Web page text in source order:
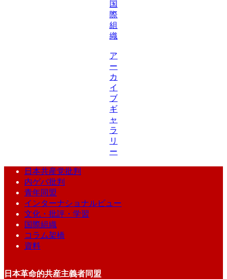
国
際
組
織
ア
ー
カ
イ
ブ
ギ
ャ
ラ
リ
ー
日本共産党批判
内ゲバ批判
青年同盟
インターナショナルビュー
文化・批評・学習
国際組織
コラム架橋
資料
日本革命的共産主義者同盟